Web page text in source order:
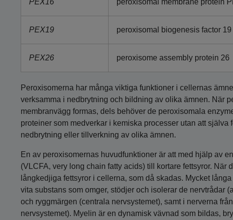
PEX16 peroxisomal membrane protein
PEX19 peroxisomal biogenesis factor 19
PEX26 peroxisome assembly protein 26
Peroxisomerna har många viktiga funktioner i cellernas
verksamma i nedbrytning och bildning av olika ämnen. När
membranvägg formas, dels behöver de peroxisomala
proteiner som medverkar i kemiska processer utan att
nedbrytning eller tillverkning av olika ämnen.
En av peroxisomernas huvudfunktioner är att med hjälp av
(VLCFA, very long chain fatty acids) till kortare fettsyror. När
långkedjiga fettsyror i cellerna, som då skadas. Mycket
vita substans som omger, stödjer och isolerar de nervtrådar
och ryggmärgen (centrala nervsystemet), samt i nerverna
nervsystemet). Myelin är en dynamisk vävnad som bildas,